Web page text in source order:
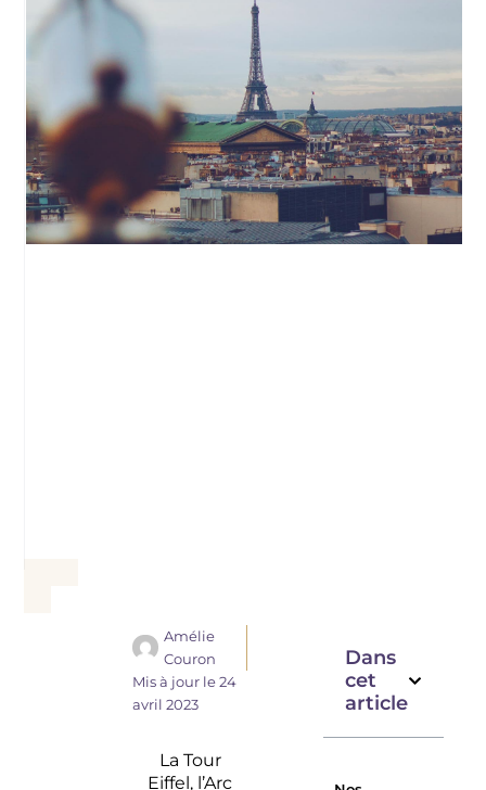
Amélie
Couron
Mis à jour le24
avril 2023
La Tour
Eiffel, l’Arc
Dans
cet
article